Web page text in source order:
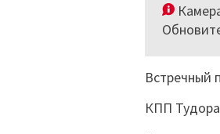
Встречный
КПП